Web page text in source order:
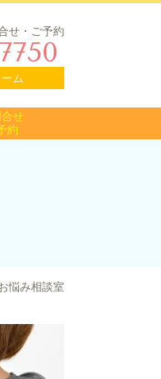
せ・ご予約
ム
せ
約
悩み相談室